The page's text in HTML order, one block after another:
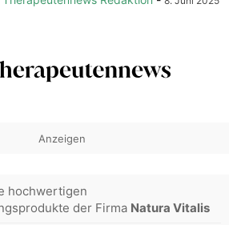
Anzeigen
hochwertigen
der Firma Natura Vitalis